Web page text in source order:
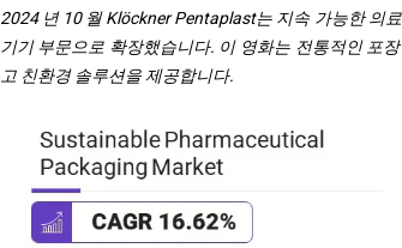
2024 년 10 월 Klöckner Pentaplast는 지속 가능한 의
기기 부문으로 확장했습니다. 이 영화는 전통적인 포
고 친환경 솔루션을 제공합니다.